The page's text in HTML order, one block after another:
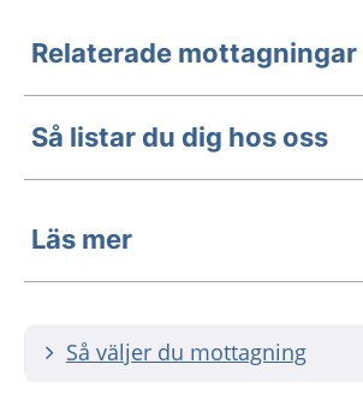
Relaterade mottagningar
Så listar du dig hos oss
Läs mer
Så väljer du mottagning